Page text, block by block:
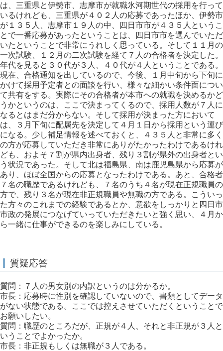
は、三重県と伊勢市、志摩市が就職氷河期世代の採用を行って
いるけれども、三重県が４０２人の応募であったほか、伊勢市
が１３５人、志摩市１９人の中、四日市市が４３５人というこ
とで一番応募があったということは、四日市市を選んでいただ
いたということで非常にうれしく思っている。そして１１月の
一次試験、１２月の二次試験を経て７人の合格者を決定した。
年代を見ると３０代が３人、４０代が４人ということである。
現在、合格通知を出しているので、今後、１月中旬から下旬に
かけて採用予定者との面談を行い、様々な細かい条件面につい
て共有をする。実際にその合格者が本市への就職を決めるかど
うかというのは、ここで決まってくるので、採用人数が７人に
なるとはまだ分からない。そして採用が決まった方において
は、３月下旬に配属先を決定して４月１日から採用という運び
になる。少し補足情報を述べておくと、４３５人と非常に多く
の方が応募していただき非常にありがたかったわけであるけれ
ども、およそ７割が県内出身者、残り３割が県外の出身者とい
う状況であった。そして北は福島県、南は鹿児島県から応募が
あり、ほぼ全国からの応募となったわけである。あと、合格者
７名の職歴であるけれども、７名のうち４名が現在正規職員の
方で、残り３名が現在非正規職員や無職の方である。こういっ
た方々のこれまでの経験であるとか、意欲をしっかりと四日市
市政の発展につなげていっていただきたいと強く思い、４月か
ら一緒に仕事ができるのを楽しみにしている。
質疑応答
質問：７人の男女別の内訳というのは分かるか。
市長：応募時に性別を確認していないので、書類としてデータ
がない状態である。ここでは控えさせていただくということで
お願いしたい。
質問：職歴のところだが、正規が４人、それと非正規が３人と
いうことでよかったか。
市長：非正規もしくは無職が３人である。